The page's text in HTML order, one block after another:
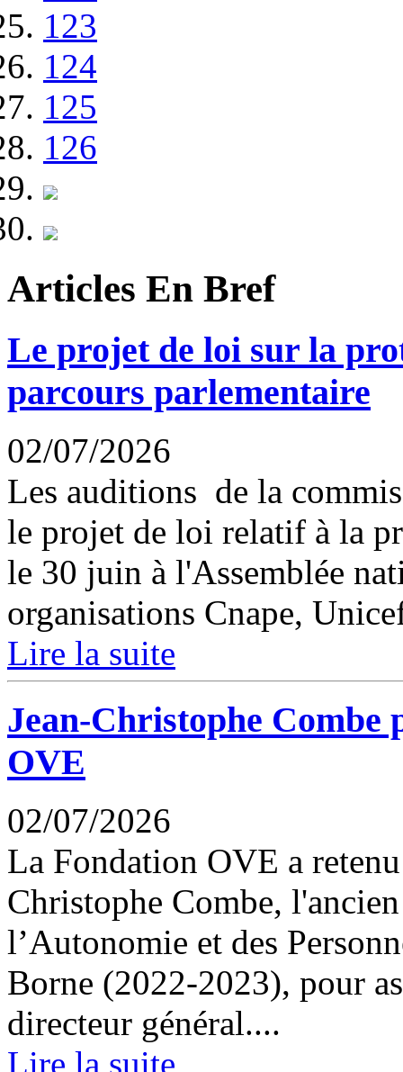
123
124
125
126
Articles En Bref
Le projet de loi sur la
parcours parlementaire
02/07/2026
Les auditions de la
le projet de loi relatif à la
le 30 juin à l'Assemblée
organisations Cnape,
Lire la suite
Jean-Christophe Combe
OVE
02/07/2026
La Fondation OVE a
Christophe Combe,
l’Autonomie et des
Borne (2022-2023), pour
directeur général....
Lire la suite